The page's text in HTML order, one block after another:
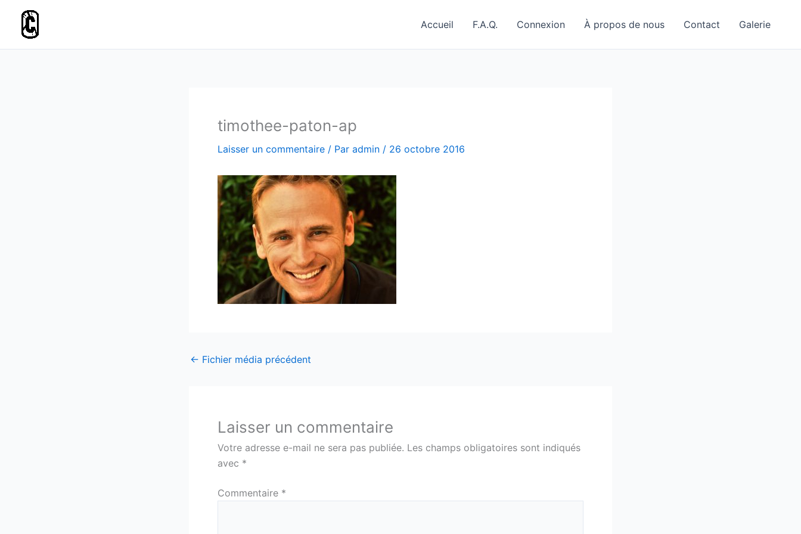
contenu
Accueil F.A.Q. Connexion À propos de nous Contact Galerie
timothee-paton-ap
Laisser un commentaire / Par admin / 26 octobre 2016
← Fichier média précédent
Laisser un commentaire
Votre adresse e-mail ne sera pas publiée. Les champs obligatoires sont indiqués
avec *
Commentaire *